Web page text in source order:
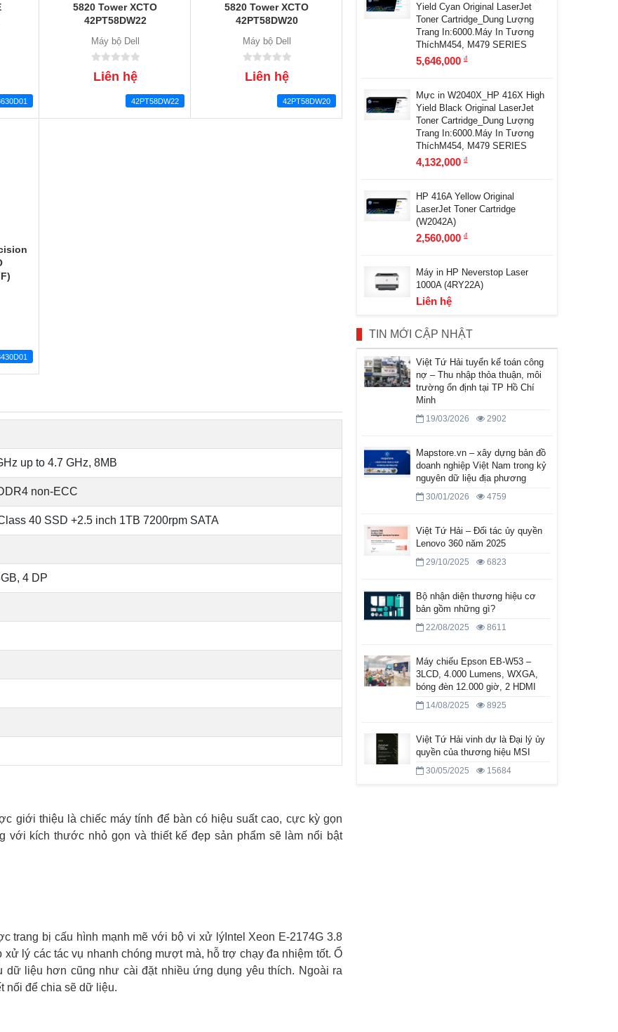
5820 Tower XCTO
42PT58DW22
Máy bộ Dell
Liên hệ
42PT58DW22
5820 Tower XCTO
42PT58DW20
Máy bộ Dell
Liên hệ
42PT58DW20
up to 4.7 GHz, 8MB
non-ECC
40 SSD +2.5 inch 1TB 7200rpm SATA
4 DP
giới thiệu là chiếc máy tính để bàn có hiệu suất cao, cực kỳ gọn
với kích thước nhỏ gọn và thiết kế đẹp sản phẩm sẽ làm nổi bật
trang bị cấu hình mạnh mẽ với bộ vi xử lýIntel Xeon E-2174G 3.8
lý các tác vụ nhanh chóng mượt mà, hỗ trợ chạy đa nhiệm tốt. Ổ
liệu hơn cũng như cài đặt nhiều ứng dụng yêu thích. Ngoài ra
nối để chia sẽ dữ liệu.
Yield Cyan Original LaserJet
Toner Cartridge_Dung Lượng
Trang In:6000.Máy In Tương
ThíchM454, M479 SERIES
5,646,000đ
Mực in W2040X_HP 416X High
Yield Black Original LaserJet
Toner Cartridge_Dung Lượng
Trang In:6000.Máy In Tương
ThíchM454, M479 SERIES
4,132,000đ
HP 416A Yellow Original
LaserJet Toner Cartridge
(W2042A)
2,560,000đ
Máy in HP Neverstop Laser
1000A (4RY22A)
Liên hệ
TIN MỚI CẬP NHẬT
Việt Tứ Hải tuyển kế toán công
nợ – Thu nhập thỏa thuận, môi
trường ổn định tại TP Hồ Chí
Minh
19/03/2026 2902
Mapstore.vn – xây dựng bản đồ
doanh nghiệp Việt Nam trong kỷ
nguyên dữ liệu địa phương
30/01/2026 4759
Việt Tứ Hải – Đối tác ủy quyền
Lenovo 360 năm 2025
29/10/2025 6823
Bộ nhận diện thương hiệu cơ
bản gồm những gì?
22/08/2025 8611
Máy chiếu Epson EB-W53 –
3LCD, 4.000 Lumens, WXGA,
bóng đèn 12.000 giờ, 2 HDMI
14/08/2025 8925
Việt Tứ Hải vinh dự là Đại lý ủy
quyền của thương hiệu MSI
30/05/2025 15684